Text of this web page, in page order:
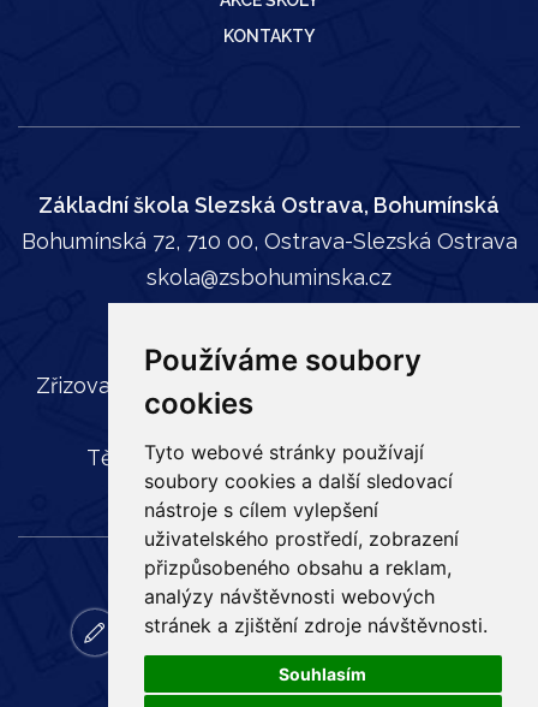
Používáme soubory
cookies
Tyto webové stránky používají
soubory cookies a další sledovací
nástroje s cílem vylepšení
uživatelského prostředí, zobrazení
přizpůsobeného obsahu a reklam,
analýzy návštěvnosti webových
stránek a zjištění zdroje návštěvnosti.
Souhlasím
KONTAKTY
Základní škola Slezská Ostrava, Bohumínská
Bohumínská 72, 710 00, Ostrava-Slezská Ostrava
skola@zsbohuminska.cz
Zřizovatel: Statutární město Ostrava, Městský
obvod Slezská Ostrava,
Těšínská 35, 710 16 Slezská Ostrava
zapisy email bakalar online
vyuka
ke
stazeni
facebook